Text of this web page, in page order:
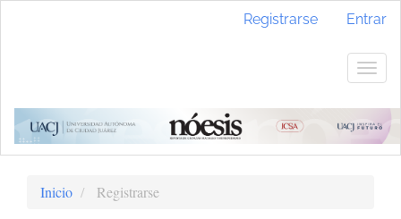
lateral
Registrarse Entrar
Inicio Registrarse